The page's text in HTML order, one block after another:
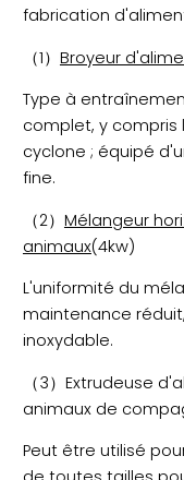
fabrication
（1） Broyeur
Type à
complet, y
cyclone ; équipé
fine.
（2） Mélangeur
animaux(4kw)
L'uniformité du
maintenance
inoxydable.
（3）Extrudeuse
animaux de
Peut être utilisé